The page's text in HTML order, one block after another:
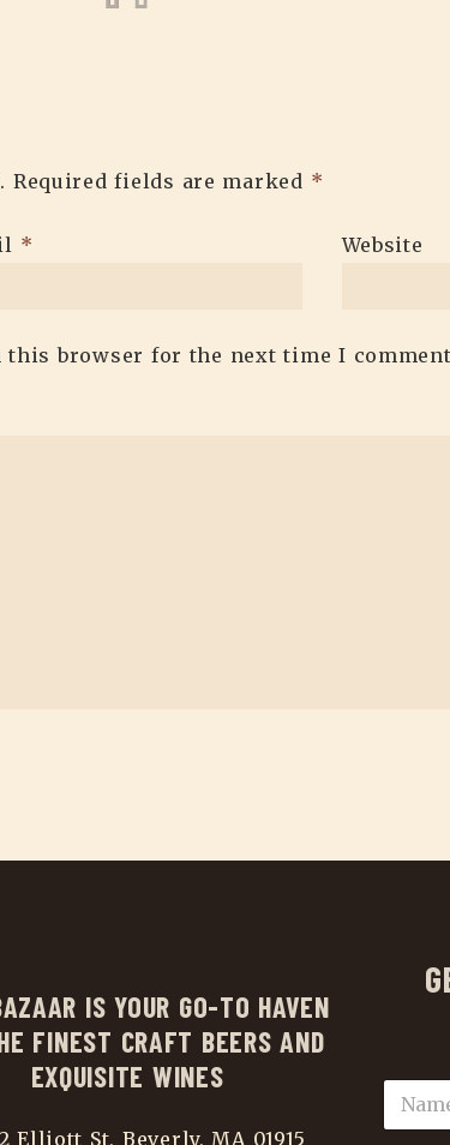
Required fields are marked *
* Website
this browser for the next time I
IS YOUR GO-TO HAVEN
FINEST CRAFT BEERS AND
EXQUISITE WINES
Elliott St, Beverly, MA 01915